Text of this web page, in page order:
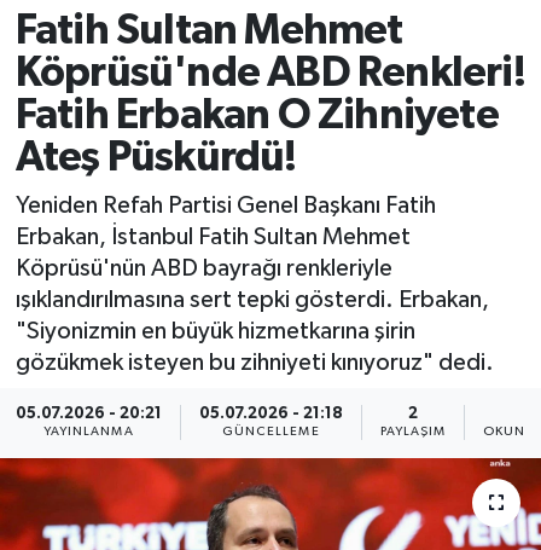
Fatih Sultan Mehmet
Köprüsü'nde ABD Renkleri!
Fatih Erbakan O Zihniyete
Ateş Püskürdü!
Yeniden Refah Partisi Genel Başkanı Fatih
Erbakan, İstanbul Fatih Sultan Mehmet
Köprüsü'nün ABD bayrağı renkleriyle
ışıklandırılmasına sert tepki gösterdi. Erbakan,
"Siyonizmin en büyük hizmetkarına şirin
gözükmek isteyen bu zihniyeti kınıyoruz" dedi.
05.07.2026 - 20:21
YAYINLANMA
05.07.2026 - 21:18
GÜNCELLEME
2
PAYLAŞIM
Magazin
Siyaset
Spor
Yaşam
Son Dakika Haberleri
Haber Arşivi